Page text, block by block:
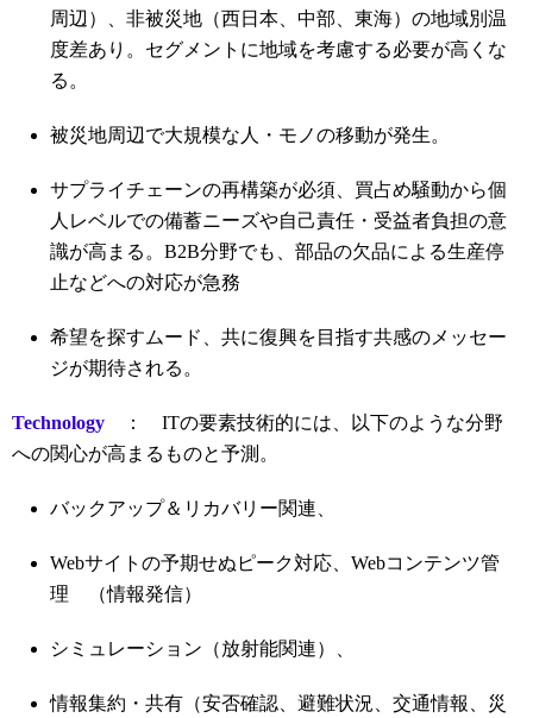
周辺）、非被災地（西日本、中部、東海）の地域別温
度差あり。セグメントに地域を考慮する必要が高くな
る。
被災地周辺で大規模な人・モノの移動が発生。
サプライチェーンの再構築が必須、買占め騒動から個
人レベルでの備蓄ニーズや自己責任・受益者負担の意
識が高まる。B2B分野でも、部品の欠品による生産停
止などへの対応が急務
希望を探すムード、共に復興を目指す共感のメッセー
ジが期待される。
Technology ： ITの要素技術的には、以下のような分野
への関心が高まるものと予測。
バックアップ＆リカバリー関連、
Webサイトの予期せぬピーク対応、Webコンテンツ管
理 （情報発信）
シミュレーション（放射能関連）、
情報集約・共有（安否確認、避難状況、交通情報、災